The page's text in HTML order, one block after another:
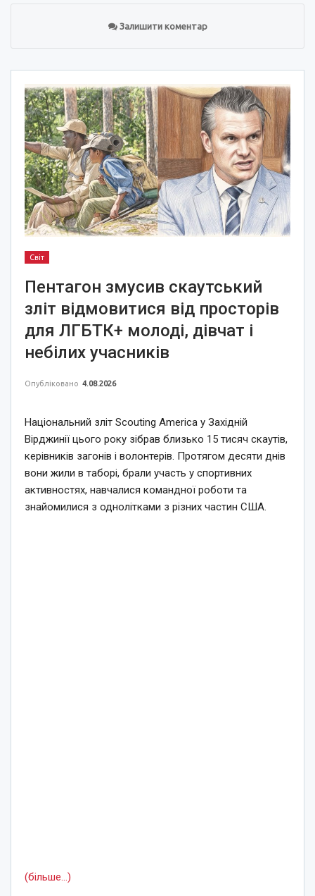
Залишити коментар
Світ
Пентагон змусив скаутський
зліт відмовитися від просторів
для ЛГБТК+ молоді, дівчат і
небілих учасників
Опубліковано 4.08.2026
Національний зліт Scouting America у Західній
Вірджинії цього року зібрав близько 15 тисяч скаутів,
керівників загонів і волонтерів. Протягом десяти днів
вони жили в таборі, брали участь у спортивних
активностях, навчалися командної роботи та
знайомилися з однолітками з різних частин США.
(більше…)